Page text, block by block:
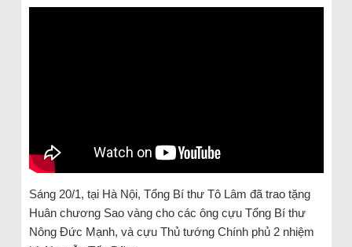
Sáng 20/1, tại Hà Nội, Tổng Bí thư Tô Lâm đã trao tặng
Huân chương Sao vàng cho các ông cựu Tổng Bí thư
Nông Đức Mạnh, và cựu Thủ tướng Chính phủ 2 nhiệm